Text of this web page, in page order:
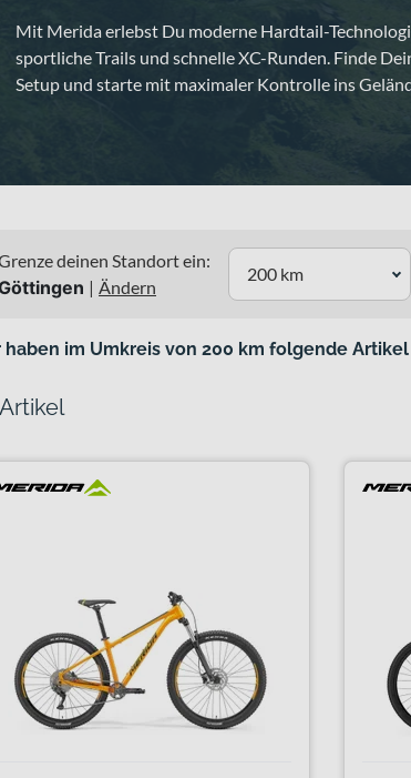
Mit Merida erlebst Du moderne Hardtail-
sportliche Trails und schnelle XC-Runden. Finde
Setup und starte mit maximaler Kontrolle ins
deinen Standort ein:
| Ändern
200 km
haben im Umkreis von 200 km folgende